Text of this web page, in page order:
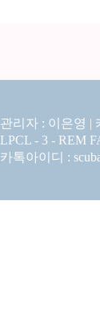
관리자 : 이은영 |
LPCL - 3 - REM
카톡아이디 :